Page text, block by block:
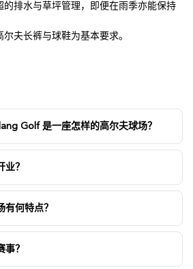
的排水与草坪管理，即便在雨季亦能保持
尔夫长裤与球鞋为基本要求。
Golf 是一座怎样的高尔夫球场？
？
有何特点？
？